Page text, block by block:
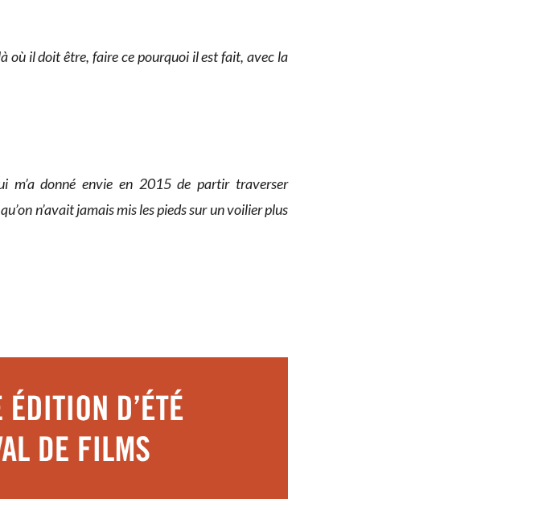
où il doit être, faire ce pourquoi il est fait, avec la
m’a donné envie en 2015 de partir traverser
n’avait jamais mis les pieds sur un voilier plus